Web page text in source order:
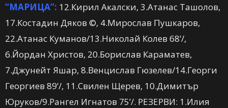
“МАРИЦА”: 12.Кирил Акалски, 3.Атанас Ташолов,
17.Костадин Дяков ©, 4.Мирослав Пушкаров,
22.Атанас Куманов/13.Николай Колев 68’/,
6.Йордан Христов, 20.Борислав Караматев,
7.Джунейт Яшар, 8.Венцислав Гюзелев/14.Георги
Георгиев 89’/, 11.Свилен Щерев, 10.Димитър
Юруков/9.Рангел Игнатов 75’/. РЕЗЕРВИ: 1.Илия